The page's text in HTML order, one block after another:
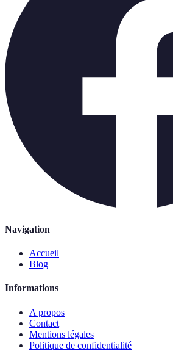
Navigation
Accueil
Blog
Informations
A propos
Contact
Mentions légales
Politique de confidentialité